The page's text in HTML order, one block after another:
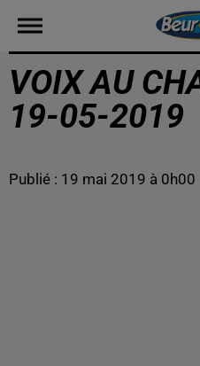
VOIX AU
19-05-2019
Publié : 19 mai 2019 à 0h00